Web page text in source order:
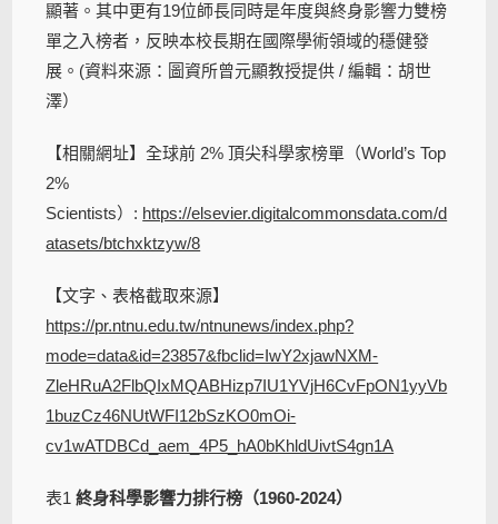
顯著。其中更有19位師長同時是年度與終身影響力雙榜
單之入榜者，反映本校長期在國際學術領域的穩健發
展。(資料來源：圖資所曾元顯教授提供 / 編輯：胡世
澤）
【相關網址】全球前 2% 頂尖科學家榜單（World’s Top
2%
Scientists）: https://elsevier.digitalcommonsdata.com/d
atasets/btchxktzyw/8
【文字、表格截取來源】
https://pr.ntnu.edu.tw/ntnunews/index.php?
mode=data&id=23857&fbclid=IwY2xjawNXM-
ZleHRuA2FlbQIxMQABHizp7IU1YVjH6CvFpON1yyVb
1buzCz46NUtWFI12bSzKO0mOi-
cv1wATDBCd_aem_4P5_hA0bKhldUivtS4gn1A
表1終身科學影響力排行榜（1960-2024）